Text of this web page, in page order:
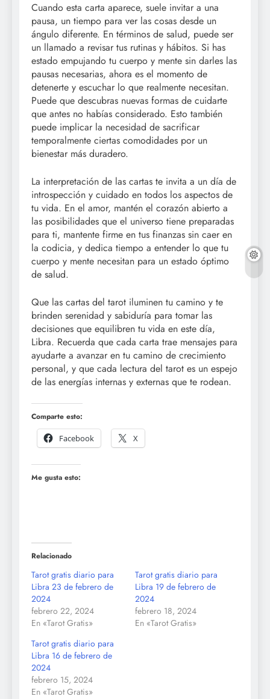
Cuando esta carta aparece, suele invitar a una
pausa, un tiempo para ver las cosas desde un
ángulo diferente. En términos de salud, puede ser
un llamado a revisar tus rutinas y hábitos. Si has
estado empujando tu cuerpo y mente sin darles las
pausas necesarias, ahora es el momento de
detenerte y escuchar lo que realmente necesitan.
Puede que descubras nuevas formas de cuidarte
que antes no habías considerado. Esto también
puede implicar la necesidad de sacrificar
temporalmente ciertas comodidades por un
bienestar más duradero.
La interpretación de las cartas te invita a un día de
introspección y cuidado en todos los aspectos de
tu vida. En el amor, mantén el corazón abierto a
las posibilidades que el universo tiene preparadas
para ti, mantente firme en tus finanzas sin caer en
la codicia, y dedica tiempo a entender lo que tu
cuerpo y mente necesitan para un estado óptimo
de salud.
Que las cartas del tarot iluminen tu camino y te
brinden serenidad y sabiduría para tomar las
decisiones que equilibren tu vida en este día,
Libra. Recuerda que cada carta trae mensajes para
ayudarte a avanzar en tu camino de crecimiento
personal, y que cada lectura del tarot es un espejo
de las energías internas y externas que te rodean.
Comparte esto:
Facebook
X
Me gusta esto:
Relacionado
Tarot gratis diario para
Libra 23 de febrero de
2024
febrero 22, 2024
En «Tarot Gratis»
Tarot gratis diario para
Libra 19 de febrero de
2024
febrero 18, 2024
En «Tarot Gratis»
Tarot gratis diario para
Libra 16 de febrero de
2024
febrero 15, 2024
En «Tarot Gratis»